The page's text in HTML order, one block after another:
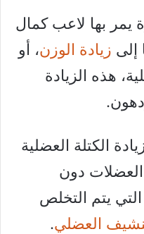
يمر بها لاعب كمال
إلى زيادة الوزن، أو
هذه الزيادة
الكتلة العضلية
دون
يتم التخلص
العضلي.